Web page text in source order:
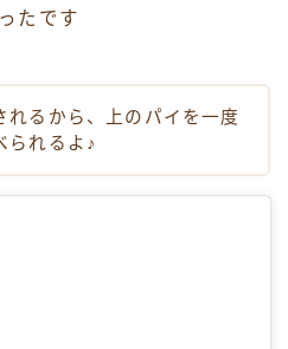
たです
れるから、上のパイを一度
られるよ♪